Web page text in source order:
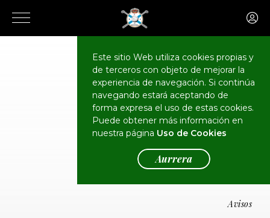
Este sitio Web utiliza cookies propias y
de terceros con objeto de mejorar la
experiencia de navegación. Si continúa
navegando estará aceptando de
forma expresa el uso de estas cookies.
Puede obtener más información en
nuestra página Uso de Cookies
Aurrera
Oharrak
Avisos